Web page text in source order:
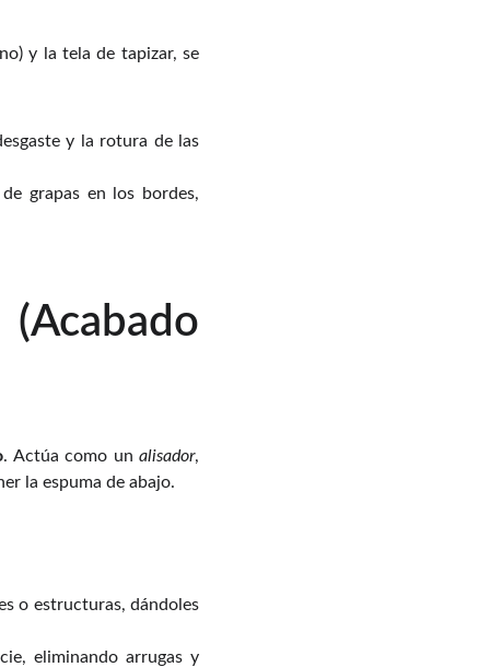
y la tela de tapizar, se
y la rotura de las
grapas en los bordes,
. Actúa como unalisador,
la espuma de abajo.
o estructuras, dándoles
eliminando arrugas y